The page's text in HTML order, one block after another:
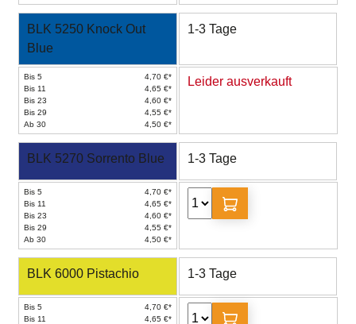
BLK 5250 Knock Out
Blue
1-3 Tage
Bis 5
4,70 €*
Bis 11
4,65 €*
Bis 23
4,60 €*
Bis 29
4,55 €*
Ab 30
4,50 €*
Leider ausverkauft
BLK 5270 Sorrento Blue 1-3 Tage
Bis 5
4,70 €*
Bis 11
4,65 €*
Bis 23
4,60 €*
Bis 29
4,55 €*
Ab 30
4,50 €*
BLK 6000 Pistachio 1-3 Tage
Bis 5
4,70 €*
Bis 11
4,65 €*